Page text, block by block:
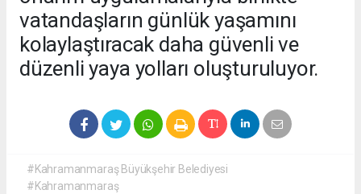
vatandaşların günlük yaşamını
kolaylaştıracak daha güvenli ve
düzenli yaya yolları oluşturuluyor.
#Kahramanmaraş Büyükşehir Belediyesi
#Kahramanmaraş